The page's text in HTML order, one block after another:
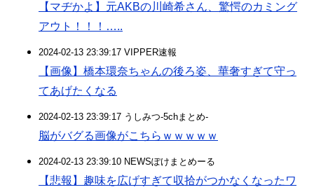
【マヂかよ】元AKBの川崎希さん、驚愕のカミング
アウト！！！…..
2024-02-13 23:39:17 VIPPER速報
【画像】橋本環奈ちゃんの後ろ姿、華奢すぎて守っ
てあげたくなる
2024-02-13 23:39:17 うしみつ-5chまとめ-
脳がバグる画像がこちらｗｗｗｗｗ
2024-02-13 23:39:10 NEWSぽけまとめーる
【悲報】趣味を広げすぎて収拾がつかなくなったワ